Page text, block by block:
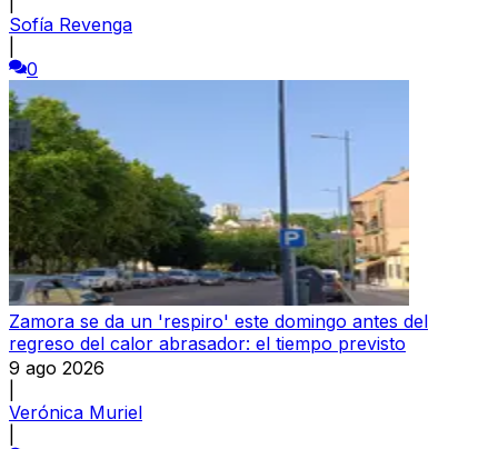
Sofía Revenga
0
Zamora se da un 'respiro' este domingo antes del
regreso del calor abrasador: el tiempo previsto
9 ago 2026
Verónica Muriel